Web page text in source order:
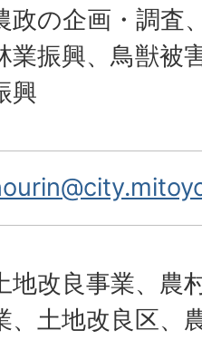
政の企画・調査
業振興、鳥獣被
興
地改良事業、農
、土地改良区、